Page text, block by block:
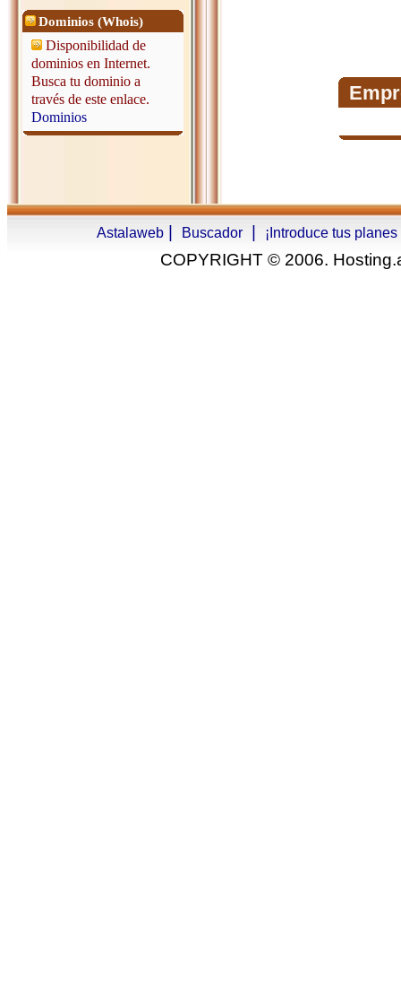
Dominios (Whois)
Disponibilidad de
dominios en Internet.
Busca tu dominio a
través de este enlace.
Dominios
Astalaweb Buscador ¡Introduce tus
COPYRIGHT © 2006.